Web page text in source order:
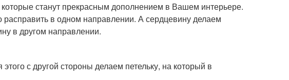
станут прекрасным дополнением в Вашем интерьере.
в одном направлении. А сердцевину делаем
в другом направлении.
с другой стороны делаем петельку, на который в